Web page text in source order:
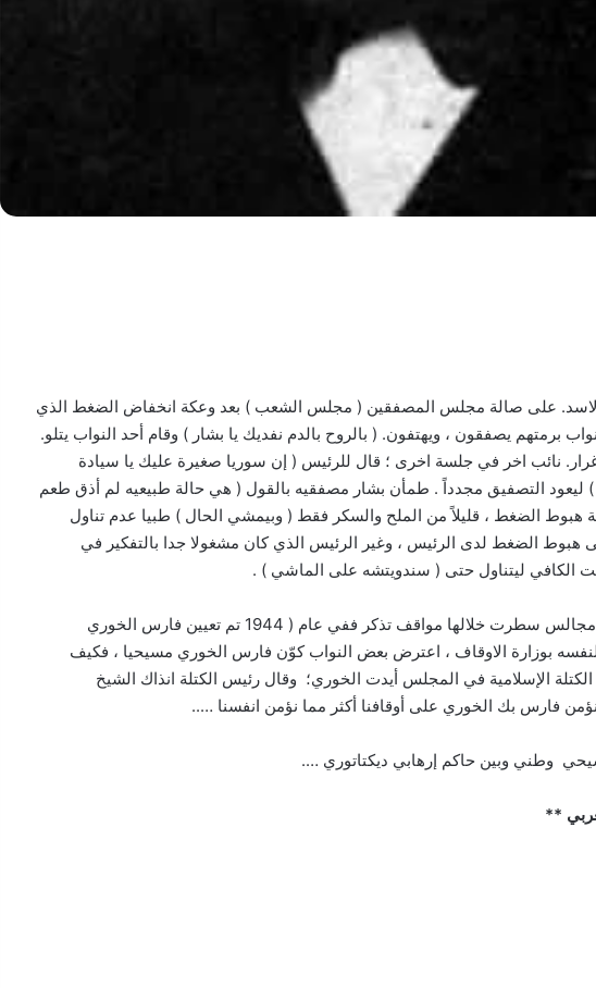
على صالة مجلس المصفقين ( مجلس الشعب ) بعد وعكة انخفاض الضغط الذي
برمتهم يصفقون ، ويهتفون. ( بالروح بالدم نفديك يا بشار ) وقام أحد النواب يتلو.
نائب اخر في جلسة اخرى ؛ قال للرئيس ( إن سوريا صغيرة عليك يا سيادة
ليعود التصفيق مجدداً . طمأن بشار مصفقيه بالقول ( هي حالة طبيعيه لم أذق طعم
هبوط الضغط ، قليلاً من الملح والسكر فقط ( وبيمشي الحال ) طبيا عدم تناول
هبوط الضغط لدى الرئيس ، وغير الرئيس الذي كان مشغولا جدا بالتفكير في
الكافي ليتناول حتى ( سندويتشه على الماشي ) .
شهدت سوريا في تاريخها النيابي مجالس سطرت خلالها مواقف تذكر ففي عام ( 1944 تم تعيين فارس الخوري
بوزارة الاوقاف ، اعترض بعض النواب كوّن فارس الخوري مسيحيا ، فكيف
الكتلة الإسلامية في المجلس أيدت الخوري؛ وقال رئيس الكتلة انذاك الشيخ
فارس بك الخوري على أوقافنا أكثر مما نؤمن انفسنا …..
وطني وبين حاكم إرهابي ديكتاتوري ….
**